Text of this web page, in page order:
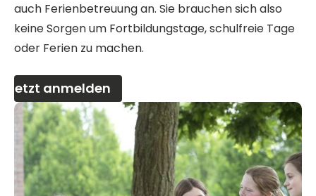
auch Ferienbetreuung an. Sie brauchen sich also
keine Sorgen um Fortbildungstage, schulfreie Tage
oder Ferien zu machen.
Jetzt anmelden